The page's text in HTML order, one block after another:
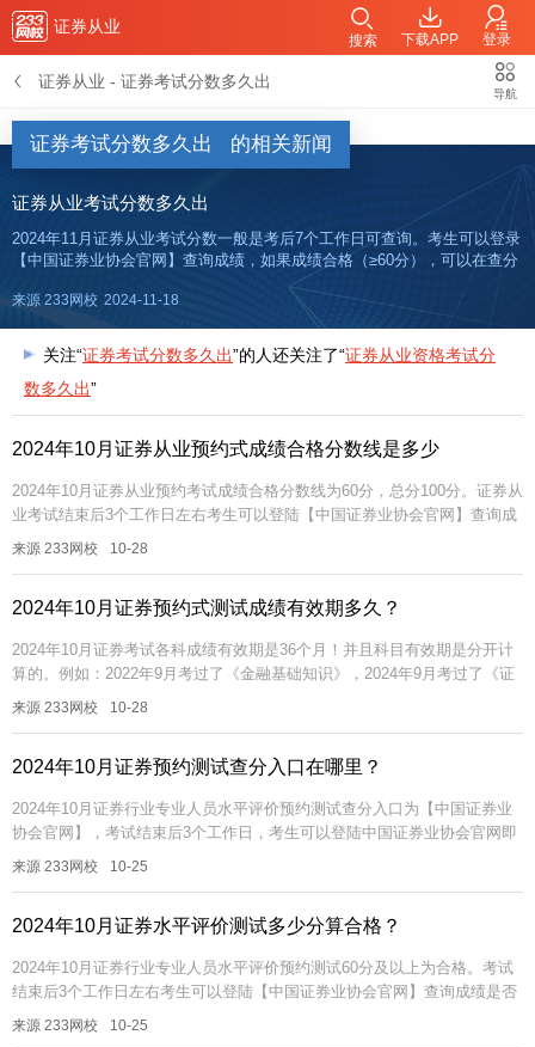
证券从业
下载APP 登录
搜索
证券从业 - 证券考试分数多久出
导航
证券考试分数多久出 的相关新闻
证券从业考试分数多久出
2024年11月证券从业考试分数一般是考后7个工作日可查询。考生可以登录
【中国证券业协会官网】查询成绩，如果成绩合格（≥60分），可以在查分
后1-5天左右，去成绩查询栏目下载打印成绩单。【考前12页纸免费领】
【临考冲刺卷免费领】【考前冲刺资料下载】【历年真题题
来源 233网校 2024-11-18
关注“证券考试分数多久出”的人还关注了“证券从业资格考试分
数多久出”
2024年10月证券从业预约式成绩合格分数线是多少
2024年10月证券从业预约考试成绩合格分数线为60分，总分100分。证券从
业考试结束后3个工作日左右考生可以登陆【中国证券业协会官网】查询成
绩是否合格；如果成绩合格，想要打印成绩合格证，可在查分开启...
来源 233网校 10-28
2024年10月证券预约式测试成绩有效期多久？
2024年10月证券考试各科成绩有效期是36个月！并且科目有效期是分开计
算的。例如：2022年9月考过了《金融基础知识》，2024年9月考过了《证
券法律法规》，那么《金融基础知识》成绩有效期只剩1年，...
来源 233网校 10-28
2024年10月证券预约测试查分入口在哪里？
2024年10月证券行业专业人员水平评价预约测试查分入口为【中国证券业
协会官网】，考试结束后3个工作日，考生可以登陆中国证券业协会官网即
可查询成绩，成绩查询流程如下文。【2024年证券学习资料包】【免...
来源 233网校 10-25
2024年10月证券水平评价测试多少分算合格？
2024年10月证券行业专业人员水平评价预约测试60分及以上为合格。考试
结束后3个工作日左右考生可以登陆【中国证券业协会官网】查询成绩是否
合格；如果成绩合格，想要打印成绩合格证，可在查分开启后1-5天...
来源 233网校 10-25